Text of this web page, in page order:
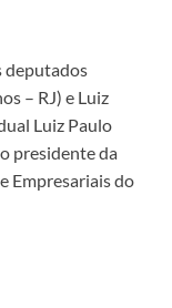
deputados
– RJ) e Luiz
Luiz Paulo
presidente da
Empresariais do